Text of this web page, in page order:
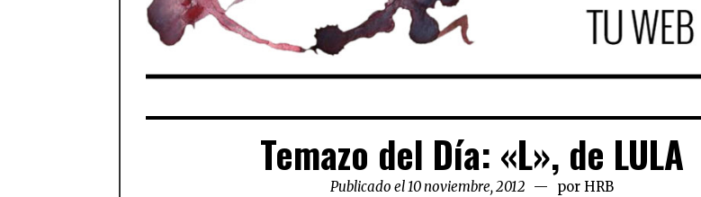
Temazo del Día: «L», de LULA
Publicado el 10 noviembre, 2012 por HRB